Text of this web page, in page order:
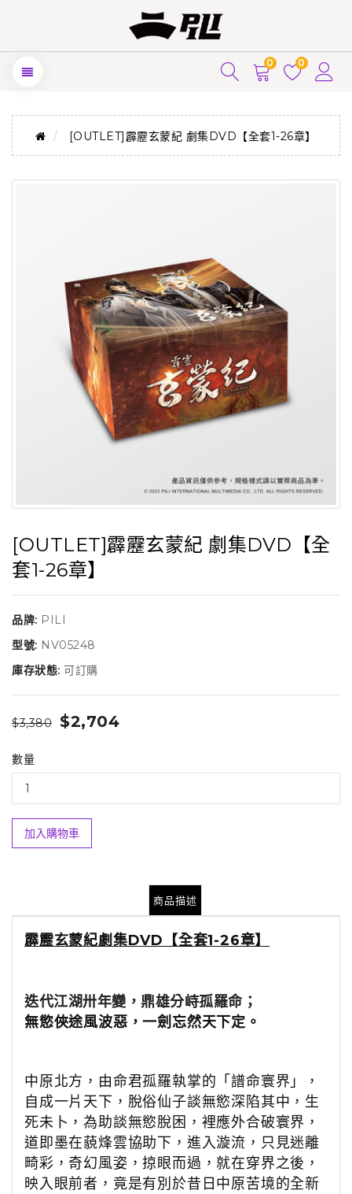
0 0
[OUTLET]霹靂玄蒙紀 劇集DVD【全套1-26章】
[OUTLET]霹靂玄蒙紀 劇集DVD【全
套1-26章】
品牌: PILI
型號: NV05248
庫存狀態: 可訂購
$3,380 $2,704
數量
加入購物車
商品描述
霹靂玄蒙紀劇集DVD 【全套1-26章】
迭代江湖卅年變，鼎雄分峙孤羅命；
無慾俠途風波惡，一劍忘然天下定。
中原北方，由命君孤羅執掌的「譜命寰界」，
自成一片天下，脫俗仙子談無慾深陷其中，生
死未卜，為助談無慾脫困，裡應外合破寰界，
道即墨在藐烽雲協助下，進入漩流，只見迷離
畸彩，奇幻風姿，掠眼而過，就在穿界之後，
映入眼前者，竟是有別於昔日中原苦境的全新